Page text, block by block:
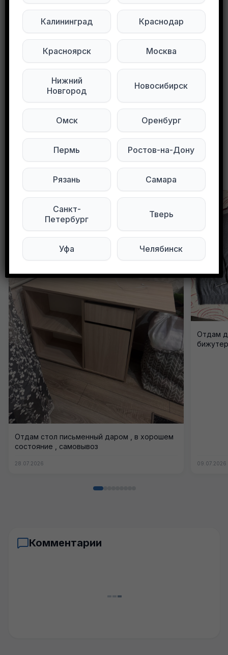
Подписывайтесь на нас в социальных
сетях:
Мы в Max Мы в Telegram
Мы в ВКонтакте
0 154 просмотров
Другие объявления в этом городе
Отдам стол письменный даром , в хорошем
состояние , самовывоз
28.07.2026
Отдам
09.07.2026
Комментарии
Калининград Краснодар
Красноярск Москва
Нижний
Новгород
Новосибирск
Омск Оренбург
Пермь Ростов-на-Дону
Рязань Самара
Санкт-
Петербург
Тверь
Уфа Челябинск